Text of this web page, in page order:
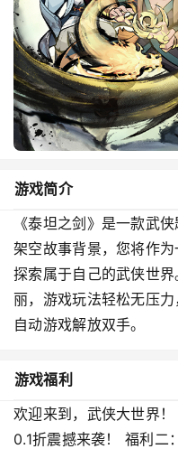
游戏简介
《泰坦之剑》是一款武
架空故事背景，您将作
探索属于自己的武侠世
丽，游戏玩法轻松无压
自动游戏解放双手。
游戏福利
欢迎来到，武侠大世界
0.1折震撼来袭！ 福利